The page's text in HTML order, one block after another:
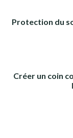
Protection du
Créer un coin